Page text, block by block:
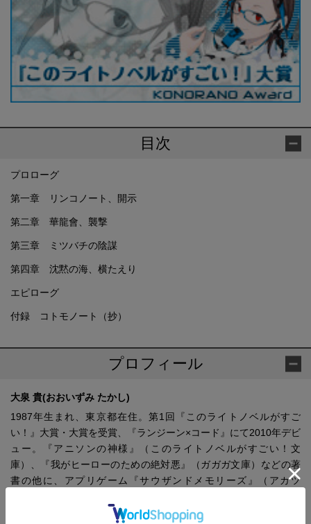
目次
プロローグ
第一章 リンコノート、開示
第二章 華龍會、襲撃
第三章 ミツバチの陰謀
第四章 沈黙の海、横たえり
エピローグ
付録 コトモノート（抄）
プロフィール
大泉 貴(おおいずみ たかし)
1987年生まれ、東京都在住。第1回『このライトノベルがすご
い！』大賞・大賞を受賞、『ランジーン×コード』にて2010年デビ
ュー。『アニソンの神様』（このライトノベルがすごい！文
庫）、『我がヒーローのための絶対悪』（ガガガ文庫）などの著
書の他に、アプリゲーム『サウザンドメモリーズ』（アカツ